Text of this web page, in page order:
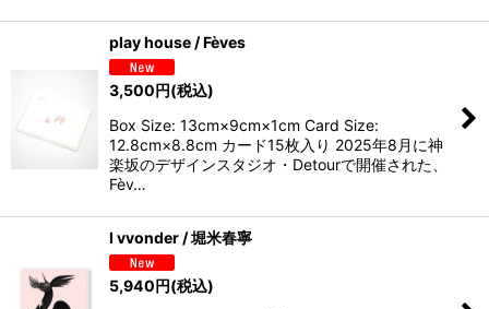
play house / Fèves
3,500円(税込)
Box Size: 13cm×9cm×1cm Card Size:
12.8cm×8.8cm カード15枚入り 2025年8月に神
楽坂のデザインスタジオ・Detourで開催された、
Fèv…
I vvonder / 堀米春寧
5,940円(税込)